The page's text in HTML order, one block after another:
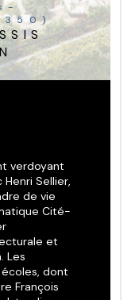
verdoyant
Sellier,
de vie
Cité-
et
Les
dont
François